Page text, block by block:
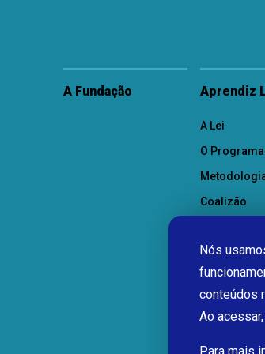
A Fundação Aprendiz
A Lei
O Programa
Coalizão
Nós
conteúdos
Ao